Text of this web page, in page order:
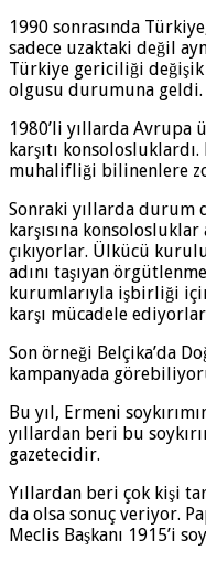
1990 sonrasında
sadece uzaktaki değil
Türkiye gericiliği
olgusu durumuna geldi.
1980’li yıllarda Avrupa
karşıtı
muhalifliği bilinenlere
Sonraki yıllarda durum
karşısına
çıkıyorlar. Ülkücü
adını taşıyan
kurumlarıyla işbirliği
karşı mücadele
Son örneği Belçika’da
kampanyada
Bu yıl, Ermeni
yıllardan beri bu
gazetecidir.
Yıllardan beri çok kişi
da olsa sonuç veriyor.
Meclis Başkanı 1915’i